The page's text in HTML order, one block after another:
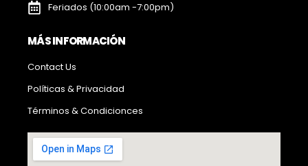
Feriados (10:00am -7:00pm)
MÁS INFORMACIÓN
Contact Us
Políticas & Privacidad
Términos & Condicionces